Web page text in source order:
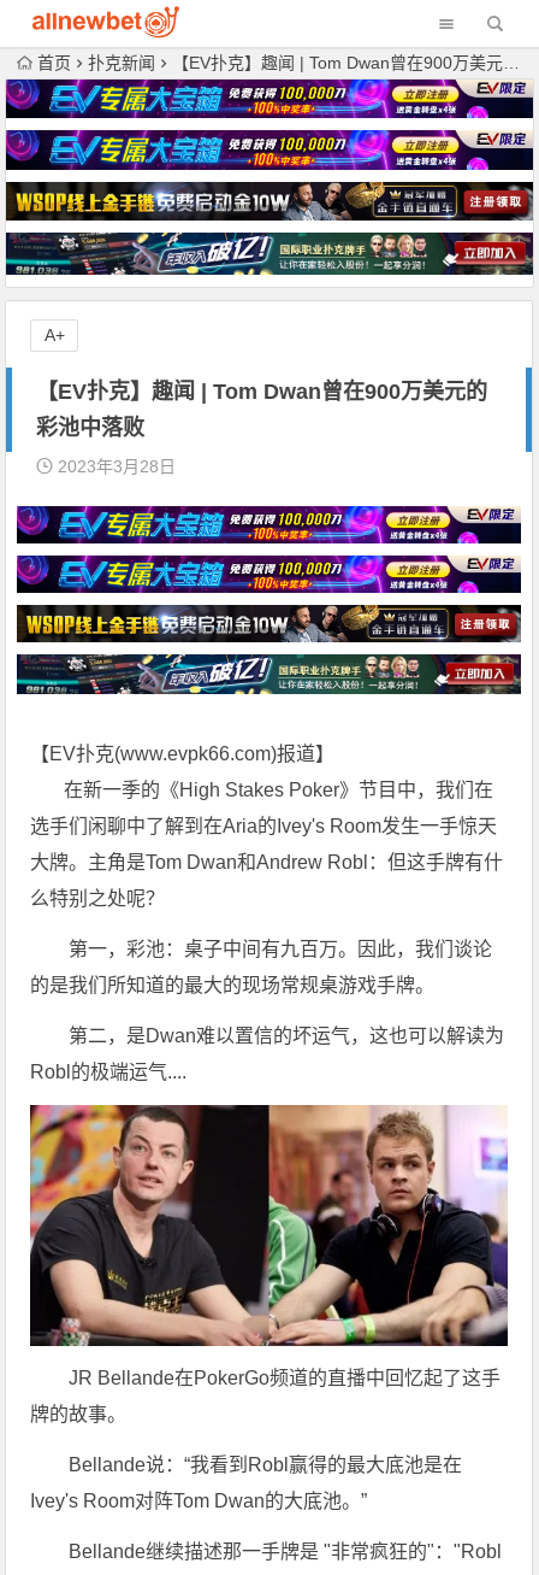
首页 扑克新闻 【EV扑克】趣闻 | Tom Dwan曾在900万美元的彩池中落败
【EV扑克】趣闻 | Tom Dwan曾在900万美元的
彩池中落败
2023年3月28日
【EV扑克(www.evpk66.com)报道】
在新一季的《High Stakes Poker》节目中，我们在
选手们闲聊中了解到在Aria的Ivey's Room发生一手惊天
大牌。主角是Tom Dwan和Andrew Robl：但这手牌有什
么特别之处呢？
第一，彩池：桌子中间有九百万。因此，我们谈论
的是我们所知道的最大的现场常规桌游戏手牌。
第二，是Dwan难以置信的坏运气，这也可以解读为
Robl的极端运气....
JR Bellande在PokerGo频道的直播中回忆起了这手
牌的故事。
Bellande说：“我看到Robl赢得的最大底池是在
Ivey's Room对阵Tom Dwan的大底池。”
Bellande继续描述那一手牌是 "非常疯狂的"："Robl
A+